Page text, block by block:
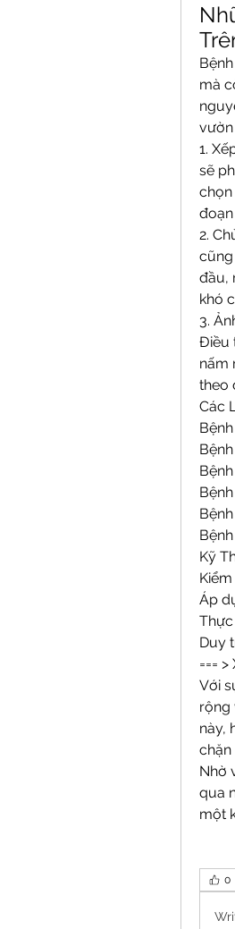
mà
vườn
1.
sẽ
chọn
2.
cũng
đầu,
khó
3.
Điều
nấm
theo
Các
Kỹ
Áp
Thực
Duy
===
Với
rộng
này,
chặn
Nhờ
qua
một
0